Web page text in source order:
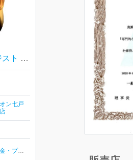
【K18 (金)】アメジスト リング
ン七戸
金・プラチナ